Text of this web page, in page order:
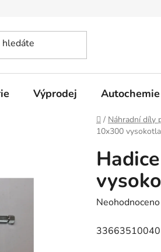
Výprodej Autochemie
Domů
/ Náhradní díly
10x300
Průměrné
produktu
Neohodnoceno